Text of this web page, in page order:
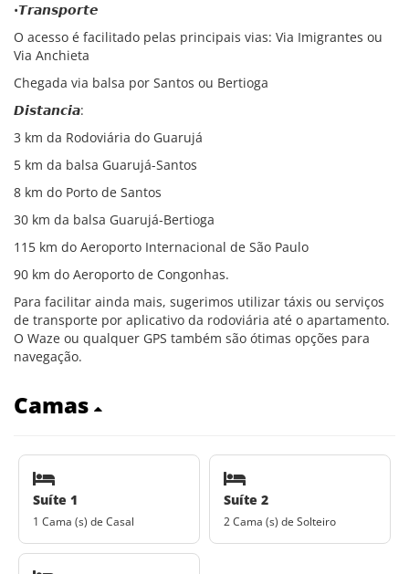
•𝙏𝙧𝙖𝙣𝙨𝙥𝙤𝙧𝙩𝙚
O acesso é facilitado pelas principais vias: Via Imigrantes ou
Via Anchieta
Chegada via balsa por Santos ou Bertioga
𝘿𝙞𝙨𝙩𝙖𝙣𝙘𝙞𝙖:
3 km da Rodoviária do Guarujá
5 km da balsa Guarujá-Santos
8 km do Porto de Santos
30 km da balsa Guarujá-Bertioga
115 km do Aeroporto Internacional de São Paulo
90 km do Aeroporto de Congonhas.
Para facilitar ainda mais, sugerimos utilizar táxis ou serviços
de transporte por aplicativo da rodoviária até o apartamento.
O Waze ou qualquer GPS também são ótimas opções para
navegação.
Camas
Suíte 1
1 Cama (s) de Casal
Suíte 2
2 Cama (s) de Solteiro